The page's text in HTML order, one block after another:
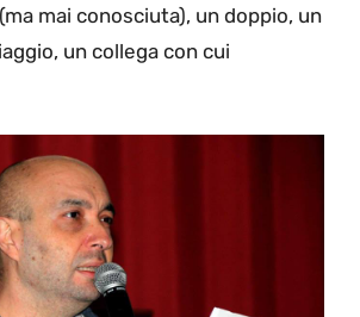
mai conosciuta), un doppio, un
un collega con cui